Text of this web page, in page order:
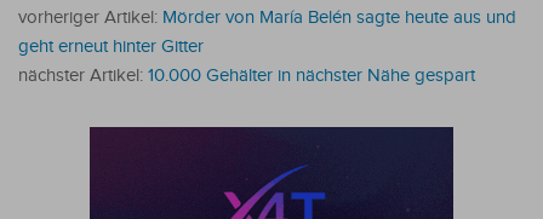
vorheriger Artikel: Mörder von María Belén sagte heute aus und
geht erneut hinter Gitter
nächster Artikel: 10.000 Gehälter in nächster Nähe gespart